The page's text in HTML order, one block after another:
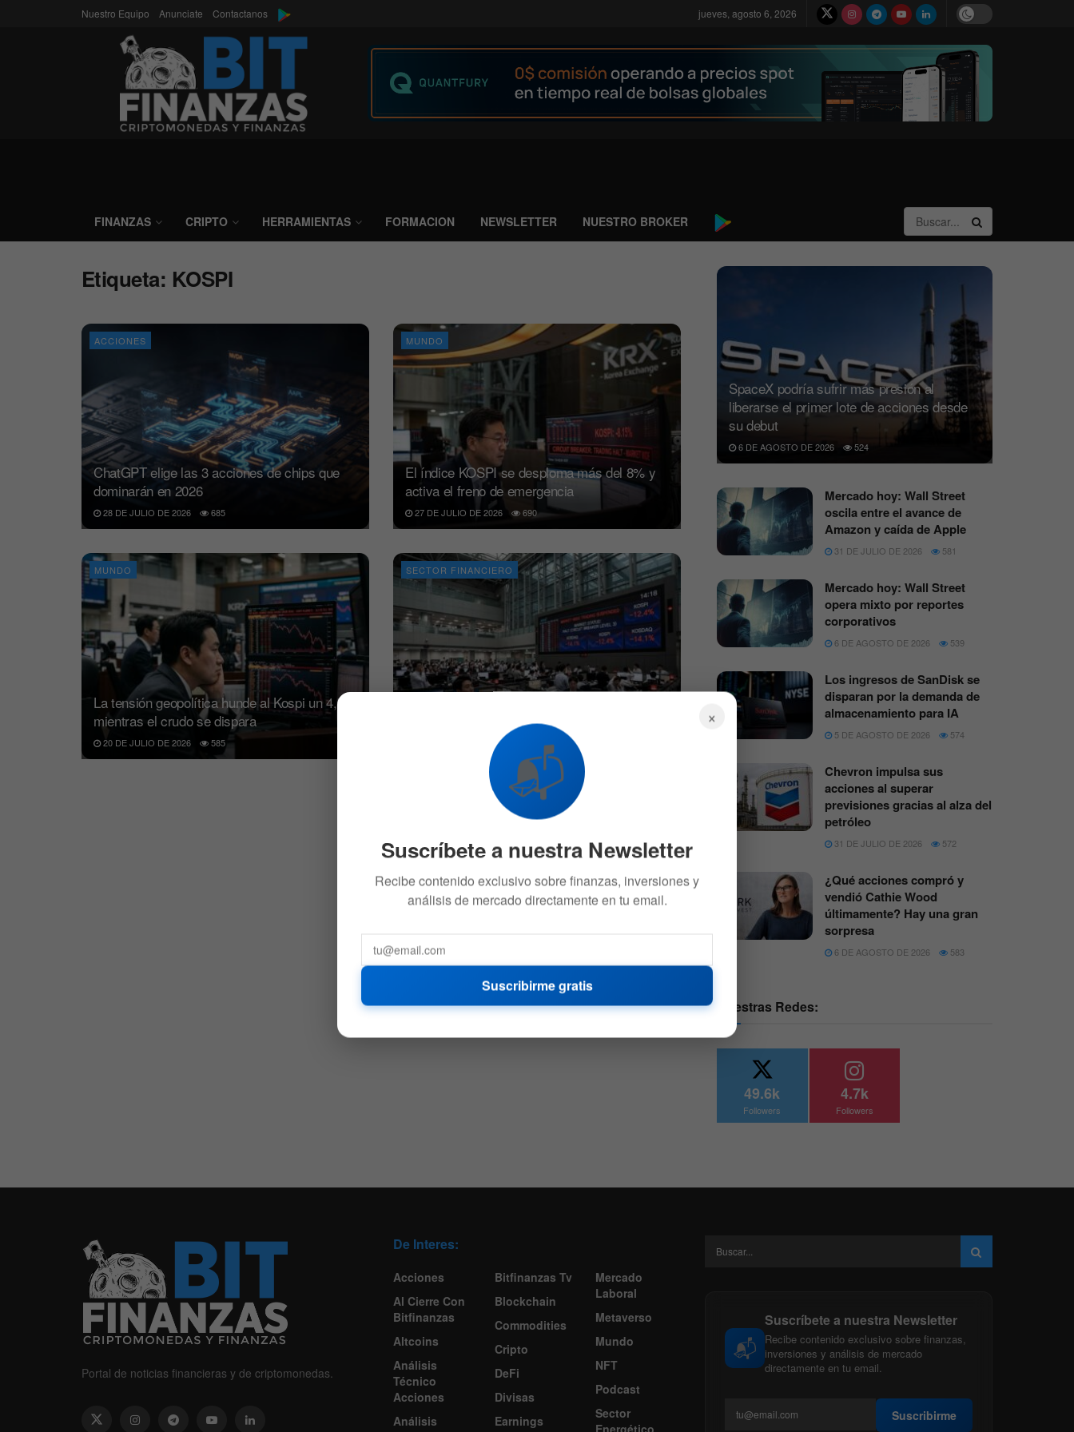
Nuestro Equipo Anunciate Contactanos jueves, agosto 6, 2026
FINANZAS CRIPTO HERRAMIENTAS FORMACION NEWSLETTER NUESTRO BROKER
Etiqueta: KOSPI
ACCIONES
ChatGPT elige las 3 acciones de chips que
dominarán en 2026
28 DE JULIO DE 2026 685
MUNDO
El índice KOSPI se desploma más del 8% y
activa el freno de emergencia
27 DE JULIO DE 2026 690
MUNDO
La tensión geopolítica hunde al Kospi un 4,5%
mientras el crudo se dispara
20 DE JULIO DE 2026 585
SECTOR FINANCIERO
sufrir un desplome intradiario del 8%
7 DE JULIO DE 2026
SpaceX podría sufrir más presión al
liberarse el primer lote de acciones desde
su debut
6 DE AGOSTO DE 2026 524
Mercado hoy: Wall Street
oscila entre el avance de
Amazon y caída de Apple
31 DE JULIO DE 2026 581
Mercado hoy: Wall Street
opera mixto por reportes
corporativos
6 DE AGOSTO DE 2026 539
Los ingresos de SanDisk se
disparan por la demanda de
almacenamiento para IA
5 DE AGOSTO DE 2026 574
Chevron impulsa sus
acciones al superar
previsiones gracias al alza del
petróleo
31 DE JULIO DE 2026 572
¿Qué acciones compró y
vendió Cathie Wood
últimamente? Hay una gran
sorpresa
6 DE AGOSTO DE 2026 583
Nuestras Redes:
49.6k
Followers
4.7k
Followers
Portal de noticias financieras y de criptomonedas.
De Interes:
Acciones
Al Cierre Con
Bitfinanzas
Altcoins
Análisis
Técnico
Acciones
Análisis
Bitfinanzas Tv
Blockchain
Commodities
Cripto
DeFi
Divisas
Earnings
Mercado
Laboral
Metaverso
Mundo
NFT
Podcast
Sector
Energético
📬
Suscríbete a nuestra Newsletter
Recibe contenido exclusivo sobre finanzas,
inversiones y análisis de mercado
directamente en tu email.
Suscribirme
×
📬
Suscríbete a nuestra Newsletter
Recibe contenido exclusivo sobre finanzas, inversiones y
análisis de mercado directamente en tu email.
Suscribirme gratis